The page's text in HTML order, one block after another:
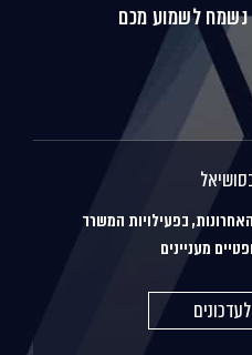
נשמח לשמוע מכם
בפעילויות המשרד
מעניינים